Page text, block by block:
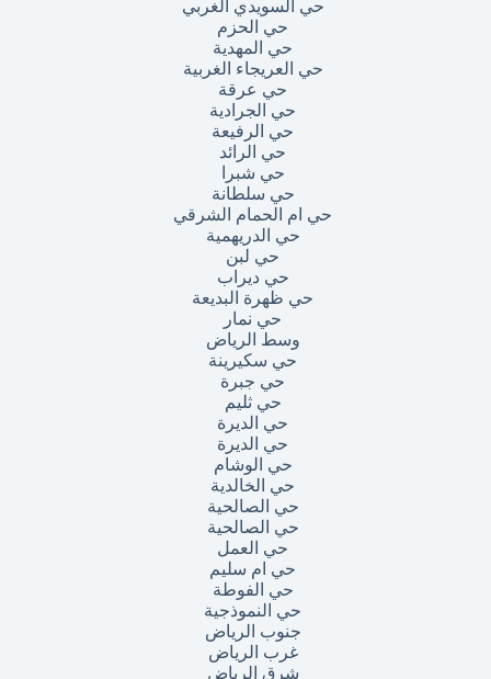
حي السويدي الغربي
حي الحزم
حي المهدية
حي العريجاء الغربية
حي عرقة
حي الجرادية
حي الرفيعة
حي الرائد
حي شبرا
حي سلطانة
حي ام الحمام الشرقي
حي الدريهمية
حي لبن
حي ديراب
حي ظهرة البديعة
حي نمار
وسط الرياض
حي سكيرينة
حي جبرة
حي ثليم
حي الديرة
حي الديرة
حي الوشام
حي الخالدية
حي الصالحية
حي الصالحية
حي العمل
حي ام سليم
حي الفوطة
حي النموذجية
جنوب الرياض
غرب الرياض
شرق الرياض